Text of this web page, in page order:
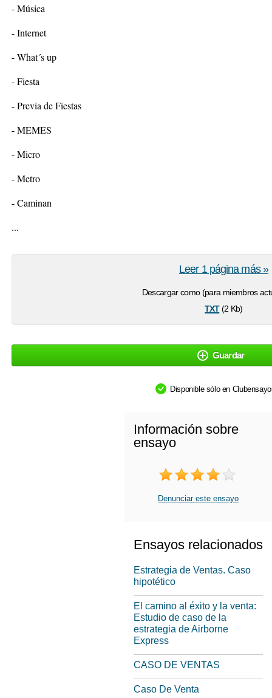
- Música
- Internet
- What´s up
- Fiesta
- Previa de Fiestas
- MEMES
- Micro
- Metro
- Caminan
...
Descargar como (para miembros
txt(2 Kb)
Leer 1 página más »
Guardar
Disponible sólo en
Información sobre
ensayo
Denunciar este ensayo
Ensayos relacionados
Estrategia de Ventas. Caso
hipotético
El camino al éxito y la venta:
Estudio de caso de la
estrategia de Airborne
Express
CASO DE VENTAS
Caso De Venta